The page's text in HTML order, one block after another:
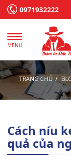
0971932222
MENU
TRANG CHỦ
Cách níu
quả của